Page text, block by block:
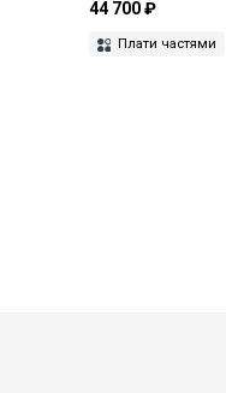
44 700 ₽
Плати частями